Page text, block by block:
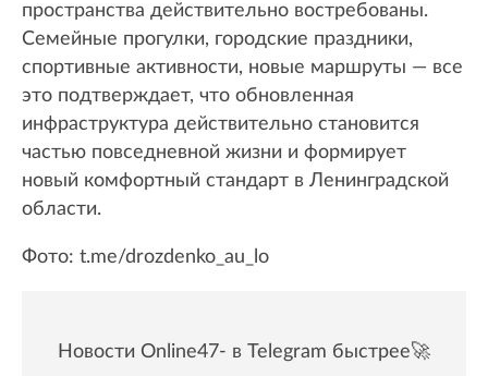
пространства действительно востребованы.
Семейные прогулки, городские праздники,
спортивные активности, новые маршруты — все
это подтверждает, что обновленная
инфраструктура действительно становится
частью повседневной жизни и формирует
новый комфортный стандарт в Ленинградской
области.
Фото: t.me/drozdenko_au_lo
Новости Online47- в Telegram быстрее🚀